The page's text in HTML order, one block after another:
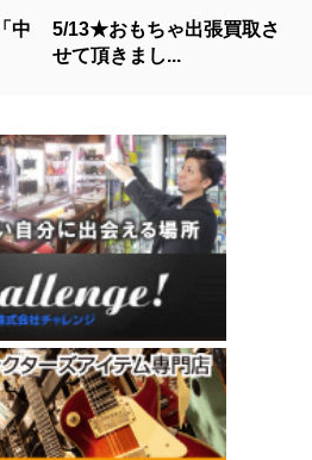
中
5/13★おもちゃ出張買取さ
せて頂きまし...